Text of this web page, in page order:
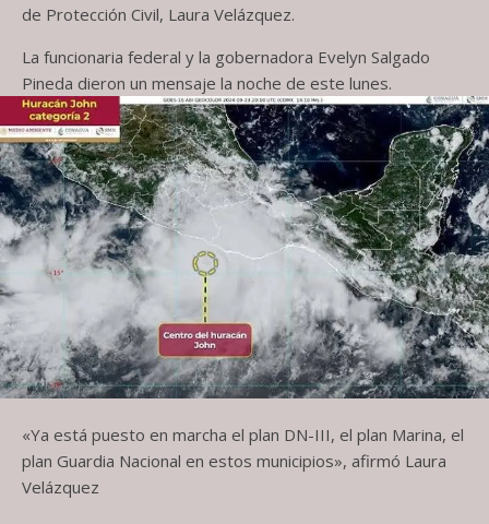
de Protección Civil, Laura Velázquez.
La funcionaria federal y la gobernadora Evelyn Salgado
Pineda dieron un mensaje la noche de este lunes.
«Ya está puesto en marcha el plan DN-III, el plan Marina, el
plan Guardia Nacional en estos municipios», afirmó Laura
Velázquez